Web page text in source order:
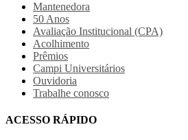
Mantenedora
50 Anos
Avaliação Institucional (CPA)
Acolhimento
Prêmios
Campi Universitários
Ouvidoria
Trabalhe conosco
ACESSO RÁPIDO